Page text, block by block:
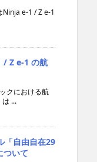
e-1 / Z e-1
Z e-1 の航
クにおける航
...
「自由自在29
ついて